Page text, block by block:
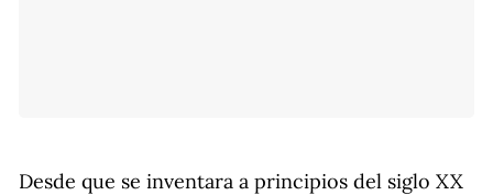
Desde que se inventara a principios del siglo XX